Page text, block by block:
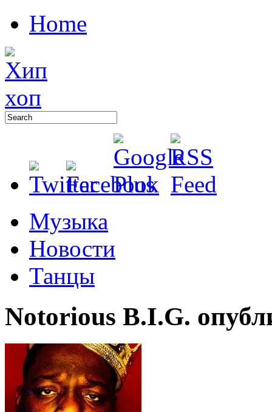
Home
Музыка
Новости
Танцы
Notorious B.I.G.